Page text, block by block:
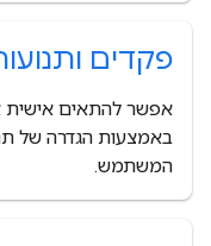
פקדים
אפשר להתאים אישית
באמצעות הגדרה של
המשתמש.